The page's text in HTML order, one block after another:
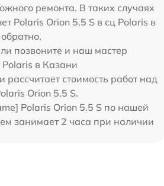
ремонта. В таких случаях
Polaris Orion 5.5 S в сц Polaris в
позвоните и наш мастер
Polaris в Казани
рассчитает стоимость работ над
Orion 5.5 S.
Polaris Orion 5.5 S по нашей
занимает 2 часа при наличии